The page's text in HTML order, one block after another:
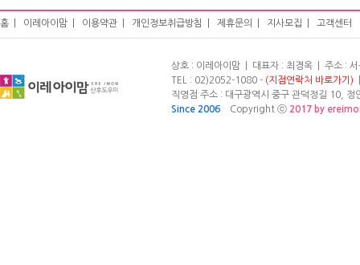
홈 이레아이맘 이용약관 개인정보취급방침 제휴문의 지사모집 고객센터
상호 : 이레아이맘 | 대표자 : 최경옥 | 주소 :
TEL : 02)2052-1080 - (지점연락처 바로가기)
직영점 주소 : 대구광역시 중구 관덕정길 10,
Since 2006 Copyright ⓒ 2017 by